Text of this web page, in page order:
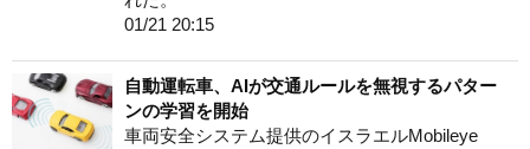
01/21 20:15
自動運転車、AIが交通ルールを無視するパター
ンの学習を開始
車両安全システム提供のイスラエルMobileye